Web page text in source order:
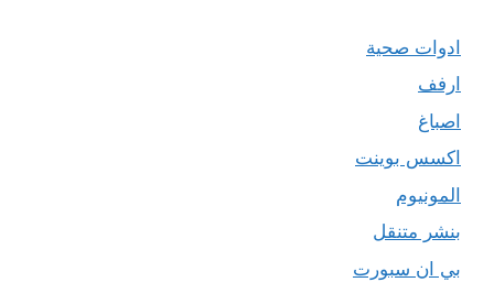
ادوات صحية
ارفف
اصباغ
اكسس بوينت
المونيوم
بنشر متنقل
بي ان سبورت